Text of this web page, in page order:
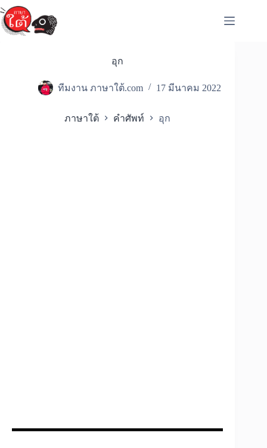
Skip
to
content
อุก
ทีมงาน ภาษาใต้.com 17 มีนาคม 2022
ภาษาใต้ คำศัพท์ อุก